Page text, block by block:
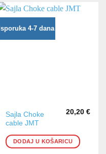
Isporuka 4-7 dana
Sajla Choke
cable JMT
20,20 €
DODAJ U KOŠARICU